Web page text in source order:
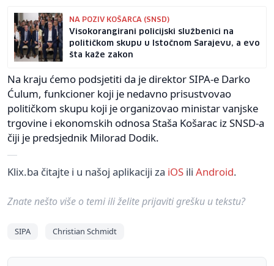
NA POZIV KOŠARCA (SNSD)
Visokorangirani policijski službenici na
političkom skupu u Istočnom Sarajevu, a evo
šta kaže zakon
Na kraju ćemo podsjetiti da je direktor SIPA-e Darko
Ćulum, funkcioner koji je nedavno prisustvovao
političkom skupu koji je organizovao ministar vanjske
trgovine i ekonomskih odnosa Staša Košarac iz SNSD-a
čiji je predsjednik Milorad Dodik.
Klix.ba čitajte i u našoj aplikaciji za iOS ili Android.
Znate nešto više o temi ili želite prijaviti grešku u tekstu?
SIPA Christian Schmidt